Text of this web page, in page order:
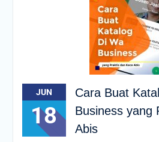
JUN
18
Cara Buat
Business yang
Abis